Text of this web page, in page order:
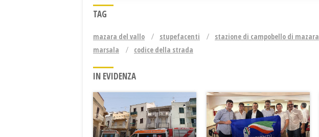
TAG
mazara del vallo stupefacenti stazione di campobello di mazara
marsala
codice della strada
IN EVIDENZA